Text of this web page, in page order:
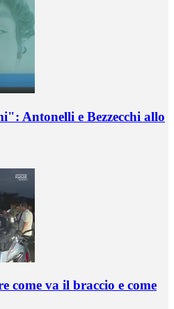
Antonelli e Bezzecchi allo
come va il braccio e come